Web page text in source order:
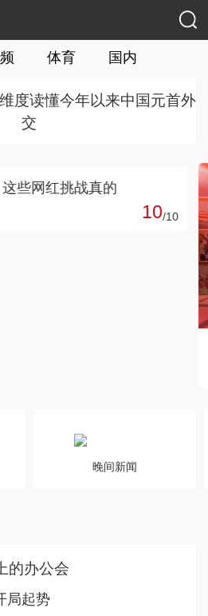
体育 国内
度读懂今年以来中国元首外
交
晚间新闻
的办公会
局起势